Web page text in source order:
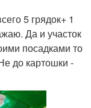
5 грядок+ 1
Да и участок
посадками то
до картошки -